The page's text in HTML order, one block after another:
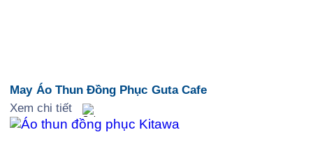
May Áo Thun Đồng Phục Guta Cafe
Xem chi tiết